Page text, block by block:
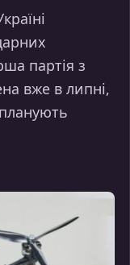
партія з
вже в липні,